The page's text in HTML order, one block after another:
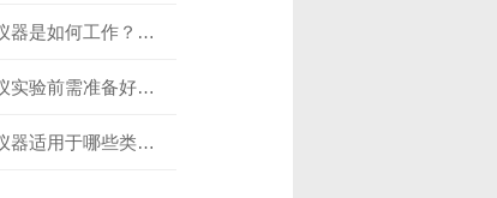
无纺布检测仪器是如何工作？又是怎么检测瑕疵的呢？
耐洗色牢度仪实验前需准备好哪些配件耗材？
无纺布检测仪器适用于哪些类型的无纺布？